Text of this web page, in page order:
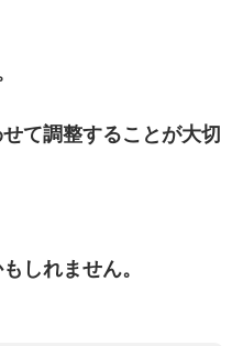
て調整することが大切
しれません。